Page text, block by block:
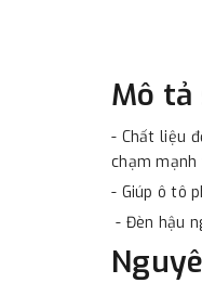
Mô tả
- Chất liệu
chạm
- Giúp ô tô
- Đèn hậu